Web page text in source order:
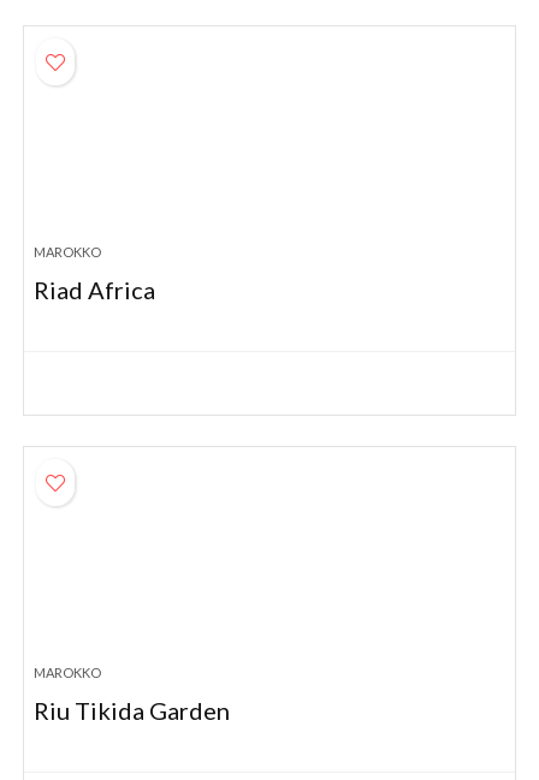
MAROKKO
Riad Africa
MAROKKO
Riu Tikida Garden